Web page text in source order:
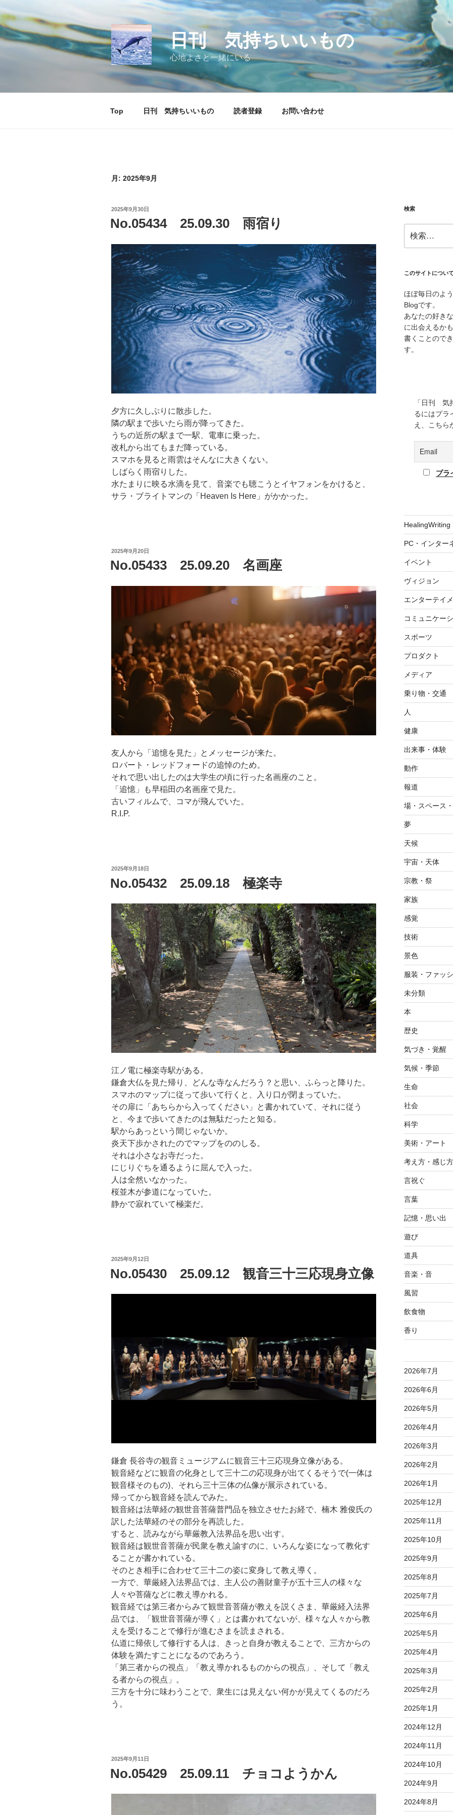
ン
テ
ン
キ
日刊 気持ちいいもの
心地よさと一緒にいる
Top 日刊 気持ちいいもの 読者登録 お問い合わせ
月: 2025年9月
投
日:
2025年9月30日
No.05434 25.09.30 雨宿り
夕方に久しぶりに散歩した。
隣の駅まで歩いたら雨が降ってきた。
うちの近所の駅まで一駅、電車に乗った。
改札から出てもまだ降っている。
スマホを見ると雨雲はそんなに大きくない。
しばらく雨宿りした。
水たまりに映る水滴を見て、音楽でも聴こうとイヤフォンをかけると、
サラ・ブライトマンの「Heaven Is Here」がかかった。
投
日:
2025年9月20日
No.05433 25.09.20 名画座
友人から「追憶を見た」とメッセージが来た。
ロバート・レッドフォードの追悼のため。
それで思い出したのは大学生の頃に行った名画座のこと。
「追憶」も早稲田の名画座で見た。
古いフィルムで、コマが飛んでいた。
R.I.P.
投
日:
2025年9月18日
No.05432 25.09.18 極楽寺
江ノ電に極楽寺駅がある。
鎌倉大仏を見た帰り、どんな寺なんだろう？と思い、ふらっと降りた。
スマホのマップに従って歩いて行くと、入り口が閉まっていた。
その扉に「あちらから入ってください」と書かれていて、それに従う
と、今まで歩いてきたのは無駄だったと知る。
駅からあっという間じゃないか。
炎天下歩かされたのでマップをののしる。
それは小さなお寺だった。
にじりぐちを通るように屈んで入った。
人は全然いなかった。
桜並木が参道になっていた。
静かで寂れていて極楽だ。
投
日:
2025年9月12日
No.05430 25.09.12 観音三十三応現身立像
鎌倉 長谷寺の観音ミュージアムに観音三十三応現身立像がある。
観音経などに観音の化身として三十二の応現身が出てくるそうで(一体は
観音様そのもの)、それら三十三体の仏像が展示されている。
帰ってから観音経を読んでみた。
観音経は法華経の観世音菩薩普門品を独立させたお経で、楠木 雅俊氏の
訳した法華経のその部分を再読した。
すると、読みながら華厳教入法界品を思い出す。
観音経は観世音菩薩が民衆を教え諭すのに、いろんな姿になって教化す
ることが書かれている。
そのとき相手に合わせて三十二の姿に変身して教え導く。
一方で、華厳経入法界品では、主人公の善財童子が五十三人の様々な
人々や菩薩などに教え導かれる。
観音経では第三者からみて観世音菩薩が教えを説くさま、華厳経入法界
品では、「観世音菩薩が導く」とは書かれてないが、様々な人々から教
えを受けることで修行が進むさまを読まされる。
仏道に帰依して修行する人は、きっと自身が教えることで、三方からの
体験を満たすことになるのであろう。
「第三者からの視点」「教え導かれるものからの視点」、そして「教え
る者からの視点」。
三方を十分に味わうことで、衆生には見えない何かが見えてくるのだろ
う。
投
日:
2025年9月11日
No.05429 25.09.11 チョコようかん
検索
索:
このサイトについ
ほぼ毎日のよ
Blogです。
あなたの好き
に出会えるか
書くことので
す。
「日刊 気
るにはプラ
え、こちら
プラ
HealingWriting
PC・インター
イベント
ヴィジョン
エンターテイ
コミュニケー
スポーツ
プロダクト
メディア
乗り物・交通
人
健康
出来事・体験
動作
報道
場・スペース
夢
天候
宇宙・天体
宗教・祭
家族
感覚
技術
景色
服装・ファッ
未分類
本
歴史
気づき・覚醒
気候・季節
生命
社会
科学
美術・アート
考え方・感じ方
言祝ぐ
言葉
記憶・思い出
遊び
道具
音楽・音
風習
飲食物
香り
2026年7月
2026年6月
2026年5月
2026年4月
2026年3月
2026年2月
2026年1月
2025年12月
2025年11月
2025年10月
2025年9月
2025年8月
2025年7月
2025年6月
2025年5月
2025年4月
2025年3月
2025年2月
2025年1月
2024年12月
2024年11月
2024年10月
2024年9月
2024年8月